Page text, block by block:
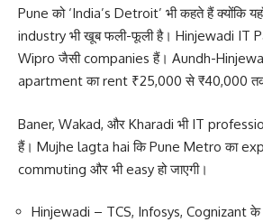
Pune को ‘India’s Detroit’ भी कहते हैं क्योंकि
industry भी खूब फली-फूली है। Hinjewadi IT
Wipro जैसी companies हैं। Aundh-
apartment का rent ₹25,000 से ₹40,000 तक
Baner, Wakad, और Kharadi भी IT
हैं। Mujhe lagta hai कि Pune Metro का
commuting और भी easy हो जाएगी।
Hinjewadi – TCS, Infosys, Cognizant